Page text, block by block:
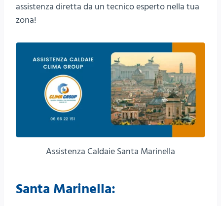
assistenza diretta da un tecnico esperto nella tua
zona!
Assistenza Caldaie Santa Marinella
Santa Marinella: